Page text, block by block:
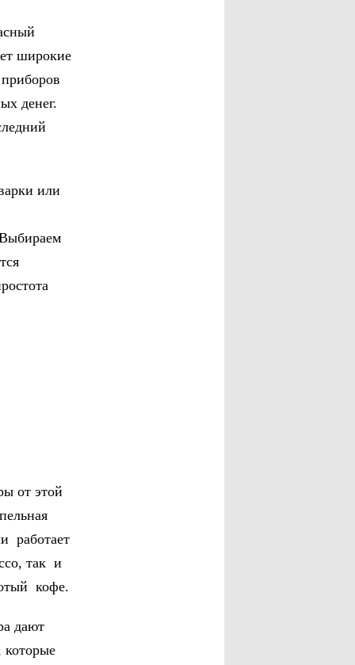
широкие
денег.
или
от этой
работает
так и
кофе.
дают
которые